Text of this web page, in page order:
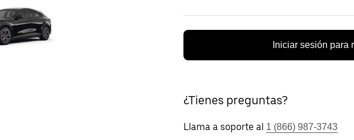
Iniciar sesión para
¿Tienes preguntas?
Llama a soporte al 1 (866) 987-3743